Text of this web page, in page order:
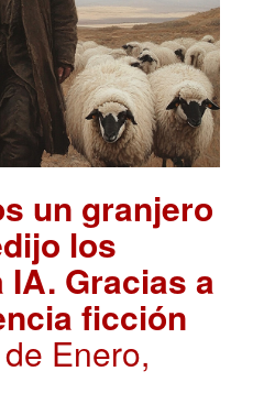
un granjero
los
Gracias a
ficción
Enero,